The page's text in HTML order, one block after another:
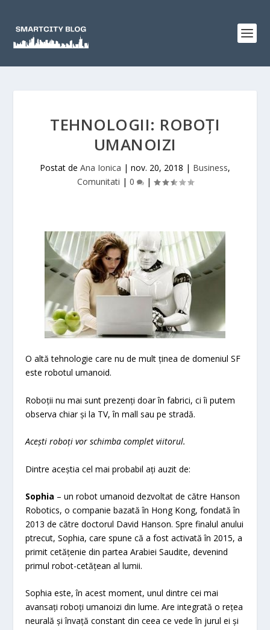
TEHNOLOGII: ROBOȚI
UMANOIZI
Postat de Ana Ionica | nov. 20, 2018 | Business,
Comunitati | 0 |
O altă tehnologie care nu de mult ținea de domeniul SF
este robotul umanoid.
Roboții nu mai sunt prezenți doar în fabrici, ci îi putem
observa chiar și la TV, în mall sau pe stradă.
Acești roboți vor schimba complet viitorul.
Dintre aceștia cel mai probabil ați auzit de:
Sophia – un robot umanoid dezvoltat de către Hanson
Robotics, o companie bazată în Hong Kong, fondată în
2013 de către doctorul David Hanson. Spre finalul anului
ptrecut, Sophia, care spune că a fost activată în 2015, a
primit cetățenie din partea Arabiei Saudite, devenind
primul robot-cetățean al lumii.
Sophia este, în acest moment, unul dintre cei mai
avansați roboți umanoizi din lume. Are integrată o rețea
neurală și învață constant din ceea ce vede în jurul ei și